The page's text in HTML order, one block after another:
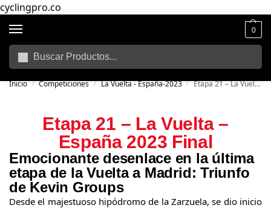
cyclingpro.co
0
🚴‍ Envío gratuito a todo Colombia por compras superiores a $250.000
Inicio / Competiciones / La Vuelta - España-2023 / Etapa 21 – La Vuelta – España 2023 Final
Etapa 21 – La Vuelta –
España 2023 Final
Emocionante desenlace en la última
etapa de la Vuelta a Madrid: Triunfo
de Kevin Groups
Desde el majestuoso hipódromo de la Zarzuela, se dio inicio